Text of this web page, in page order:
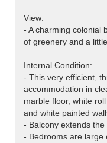
View:
- A charming colonial
of greenery and a
Internal Condition:
- This very efficient,
accommodation in
marble floor, white
and white painted
- Balcony extends
- Bedrooms are large